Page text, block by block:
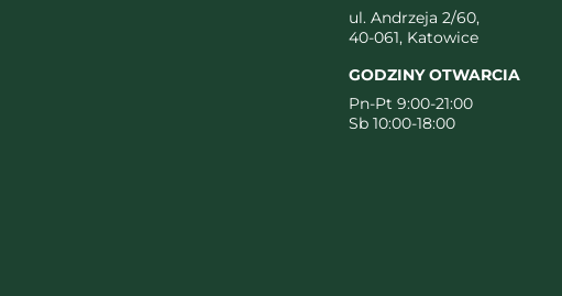
ul. Andrzeja 2/60,
40-061, Katowice
GODZINY OTWARCIA
Pn-Pt 9:00-21:00
Sb 10:00-18:00